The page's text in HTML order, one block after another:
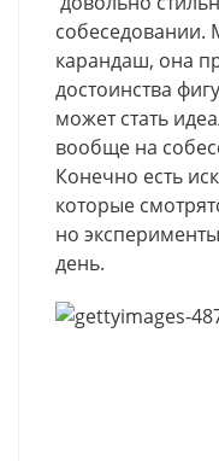
собеседовании.
карандаш, она
достоинства
может стать
вообще на
Конечно есть
которые
но
день.